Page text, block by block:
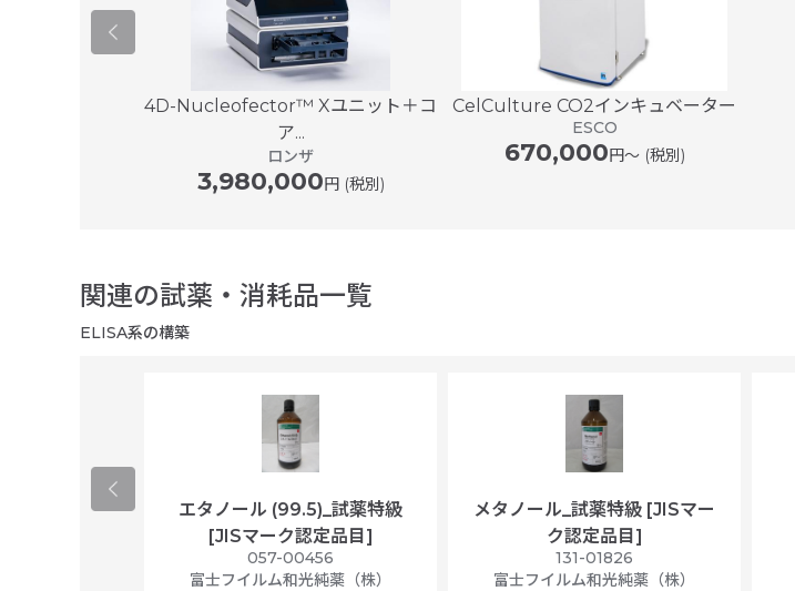
4D-Nucleofector™ Xユニット＋コ
ア...
ロンザ
3,980,000円 (税別)
CelCulture CO2インキュベーター
ESCO
670,000円〜 (税別)
関連の試薬・消耗品一覧
ELISA系の構築
エタノール (99.5)_試薬特級
[JISマーク認定品目]
057-00456
富士フイルム和光純薬（株）
メタノール_試薬特級 [JISマー
ク認定品目]
131-01826
富士フイルム和光純薬（株）